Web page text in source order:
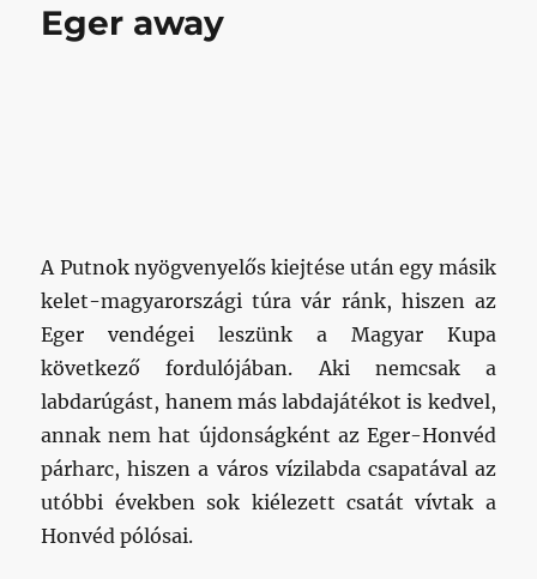
Eger away
A Putnok nyögvenyelős kiejtése után egy másik
kelet-magyarországi túra vár ránk, hiszen az
Eger vendégei leszünk a Magyar Kupa
következő fordulójában. Aki nemcsak a
labdarúgást, hanem más labdajátékot is kedvel,
annak nem hat újdonságként az Eger-Honvéd
párharc, hiszen a város vízilabda csapatával az
utóbbi években sok kiélezett csatát vívtak a
Honvéd pólósai.